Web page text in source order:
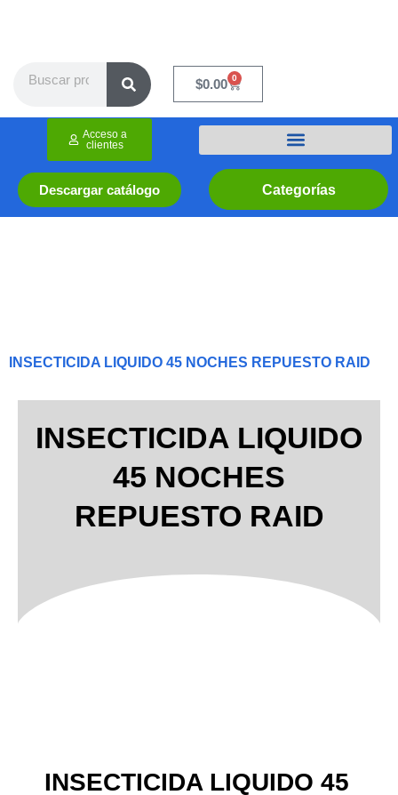
$0.00 0
Cart
Categorías
Descargar catálogo
Acceso a
clientes
INSECTICIDA LIQUIDO 45 NOCHES REPUESTO RAID
INSECTICIDA LIQUIDO
45 NOCHES
REPUESTO RAID
INSECTICIDA LIQUIDO 45